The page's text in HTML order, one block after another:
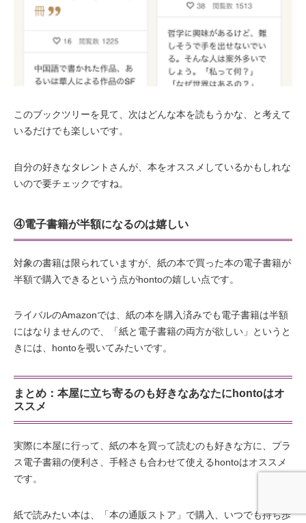
このブックツリーを見て、次はどんな本を読もうかな、と考えて
いるだけでも楽しいです。
自分の好きなタレントさんが、本をオススメしているかもしれな
いので要チェックですね。
④電子書籍が半額になるのは嬉しい
対象の書籍は限られていますが、紙の本で買った本の電子書籍が
半額で購入できるという点がhontoの嬉しい点です。
ライバルのAmazonでは、紙の本を購入済みでも電子書籍は半額
にはなりませんので、「紙と電子書籍の両方が欲しい」というと
きには、hontoを覗いてみたいです。
まとめ：本屋に立ち寄るのも好きなあなたにhontoはオ
ススメ
実際に本屋に行って、紙の本を買って読むのも好きな方に、プラ
ス電子書籍の便利さ、手軽さも合わせて使えるhontoはオススメ
です。
紙で読みたい本は、「本の通販ストア」で購入、いつでも持ち歩